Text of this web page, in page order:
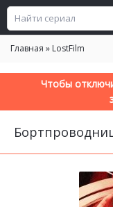
Главная » LostFilm
Чтобы